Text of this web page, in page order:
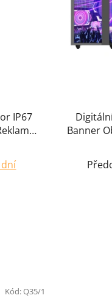
IP67
Banner
Kód:Q35/1